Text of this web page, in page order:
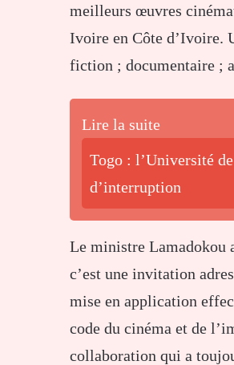
meilleurs œuvres
Ivoire en Côte d’Ivoire.
fiction ; documentaire ;
Lire la suite
Togo : l’Université
d’interruption
Le ministre Lamadokou
c’est une invitation
mise en application
code du cinéma et de
collaboration qui a